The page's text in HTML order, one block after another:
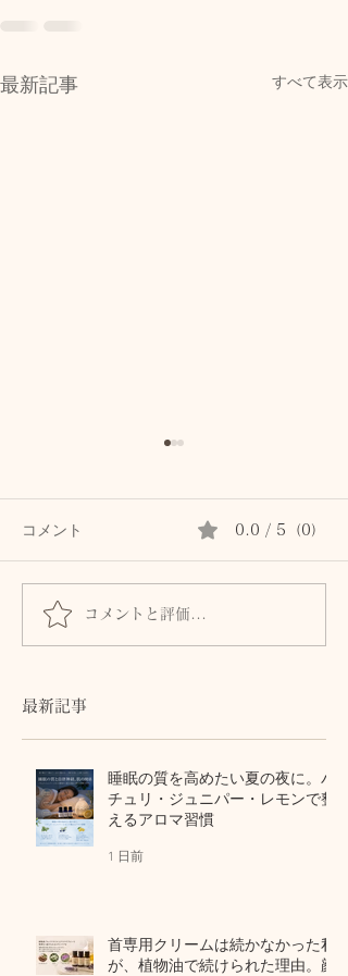
最新記事 すべて表示
10代のバレエ女子も、休
日に休めない40代女性
「夏の全身疲労」の共通
コメント 0.0 / 5（0）
コメントと評価...
最新記事
睡眠の質を高めたい夏の夜に。パ
チュリ・ジュニパー・レモンで整
えるアロマ習慣
1 日前
首専用クリームは続かなかった私
が、植物油で続けられた理由。顔